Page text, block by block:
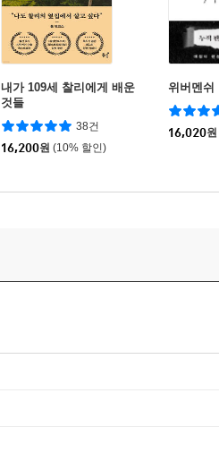
내가 109세 찰리에게 배운
것들
38건
16,200원 (10% 할인)
위버멘쉬
16,020원